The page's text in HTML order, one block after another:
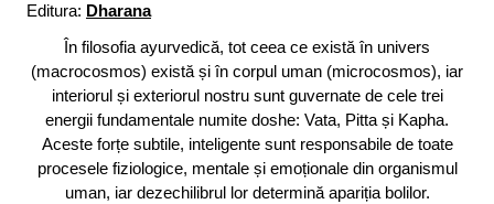
Editura: Dharana
În filosofia ayurvedică, tot ceea ce există în univers
(macrocosmos) există și în corpul uman (microcosmos), iar
interiorul și exteriorul nostru sunt guvernate de cele trei
energii fundamentale numite doshe: Vata, Pitta și Kapha.
Aceste forțe subtile, inteligente sunt responsabile de toate
procesele fiziologice, mentale și emoționale din organismul
uman, iar dezechilibrul lor determină apariția bolilor.